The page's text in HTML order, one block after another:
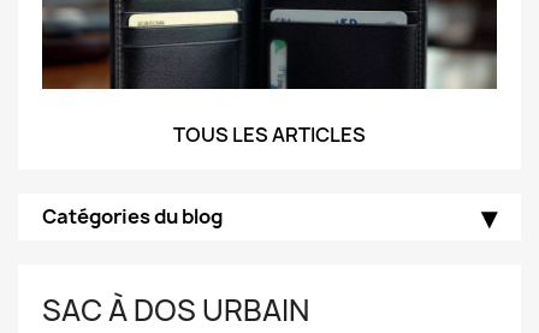
TOUS LES ARTICLES
Catégories du blog
SAC À DOS URBAIN